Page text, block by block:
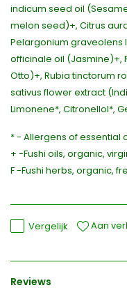
indicum seed oil
melon seed)+, Citrus
Pelargonium graveolens
officinale oil (Jasmine)+,
Otto)+, Rubia tinctorum
sativus flower extract
Limonene*, Citronellol*,
* - Allergens of essential
+ -Fushi oils, organic,
F -Fushi herbs, organic,
Vergelijk Aan
Reviews